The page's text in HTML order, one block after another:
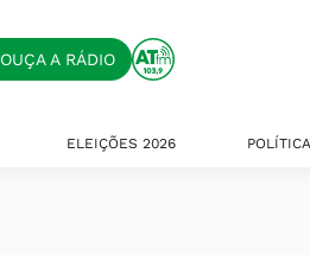
OUÇA A RÁDIO
ELEIÇÕES 2026 POLÍTICA